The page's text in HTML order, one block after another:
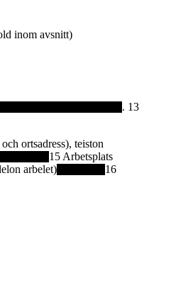
inom avsnitt)
. 13
ortsadress), teiston
15 Arbetsplats
arbelet)
16